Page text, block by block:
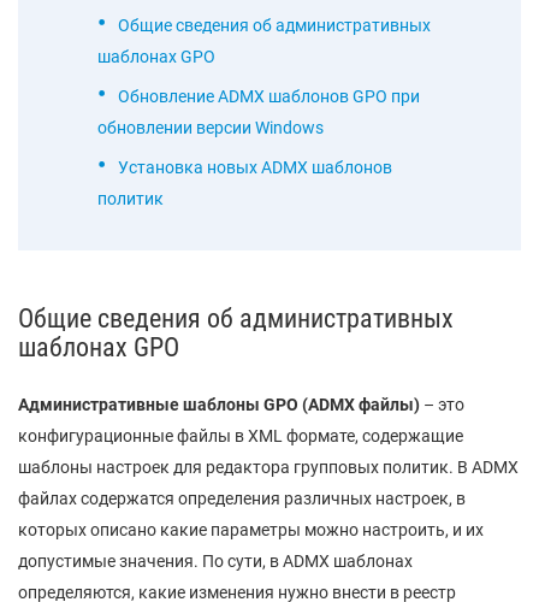
Общие сведения об административных
шаблонах GPO
Обновление ADMX шаблонов GPO при
обновлении версии Windows
Установка новых ADMX шаблонов
политик
Общие сведения об административных
шаблонах GPO
Административные шаблоны GPO (ADMX файлы) – это
конфигурационные файлы в XML формате, содержащие
шаблоны настроек для редактора групповых политик. В ADMX
файлах содержатся определения различных настроек, в
которых описано какие параметры можно настроить, и их
допустимые значения. По сути, в ADMX шаблонах
определяются, какие изменения нужно внести в реестр